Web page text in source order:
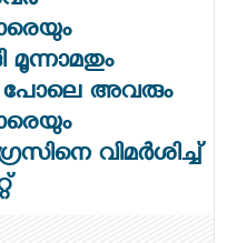
പോലെ അവരും
വിമർശിച്ച്